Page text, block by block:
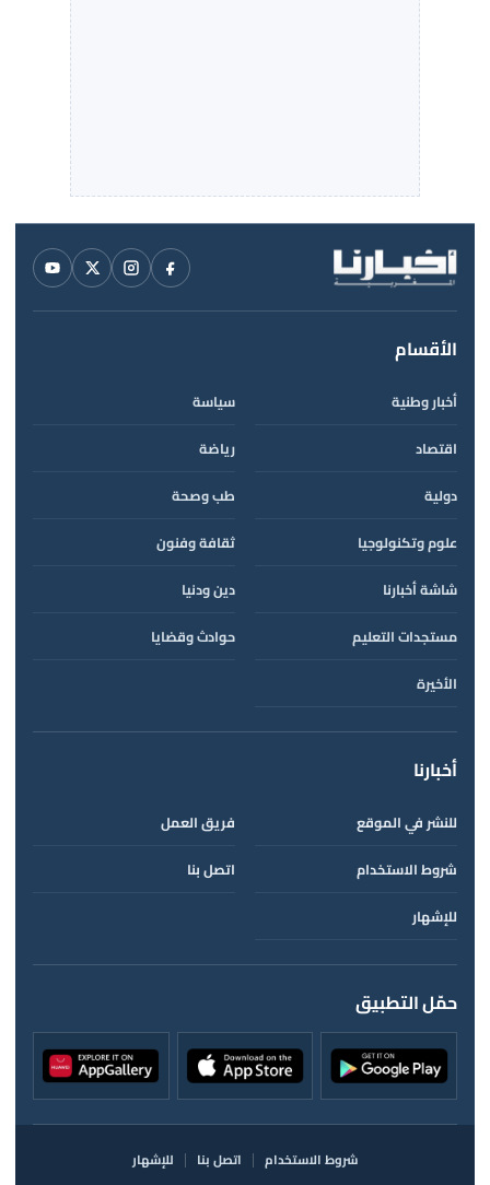
الأقسام
أخبار وطنية
سياسة
اقتصاد
رياضة
دولية
طب وصحة
علوم وتكنولوجيا
ثقافة وفنون
شاشة أخبارنا
دين ودنيا
مستجدات التعليم
حوادث وقضايا
الأخيرة
أخبارنا
للنشر في الموقع
فريق العمل
شروط الاستخدام
اتصل بنا
للإشهار
حمّل التطبيق
شروط الاستخدام اتصل بنا للإشهار